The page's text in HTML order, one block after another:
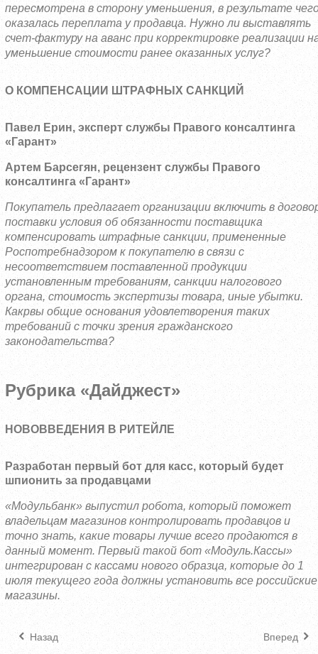
пересмотрена в сторону уменьшения, в результате
оказалась переплата у продавца. Нужно ли выставлять
счет-фактуру на аванс при корректировке реализации
уменьшение стоимости ранее оказанных услуг?
О КОМПЕНСАЦИИ ШТРАФНЫХ САНКЦИЙ
Павел Ерин, эксперт службы Правого консалтинга
«Гарант»
Артем Барсегян, рецензент службы Правого
консалтинга «Гарант»
Покупатель предлагает организации включить в
поставки условия об обязанности поставщика
компенсировать штрафные санкции, примененные
Роспотребнадзором к покупателю в связи с
несоответствием поставленной продукции
установленным требованиям, санкции налогового
органа, стоимость экспертизы товара, иные убытки.
Какрвы общие основания удовлетворения таких
требований с точки зрения гражданского
законодательства?
Рубрика «Дайджест»
НОВОВВЕДЕНИЯ В РИТЕЙЛЕ
Разработан первый бот для касс, который будет
шпионить за продавцами
«Модульбанк» выпустил робота, который поможет
владельцам магазинов контролировать продавцов и
точно знать, какие товары лучше всего продаются в
данный момент. Первый такой бот «Модуль.Кассы»
интегрирован с кассами нового образца, которые до 1
июля текущего года должны установить все российские
магазины.
Назад Вперед